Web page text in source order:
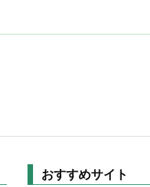
おすすめサイト